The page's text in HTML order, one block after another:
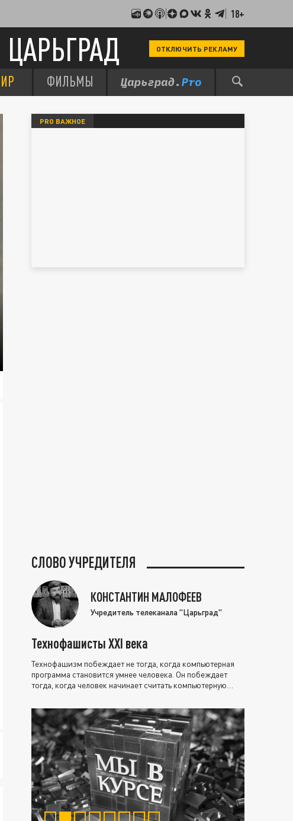
18+
ЦАРЬГРАД ОТКЛЮЧИТЬ РЕКЛАМУ
ФИЛЬМЫ
PRO ВАЖНОЕ
СЛОВО УЧРЕДИТЕЛЯ
КОНСТАНТИН МАЛОФЕЕВ
Учредитель телеканала "Царьград"
Технофашисты XXI века
Технофашизм побеждает не тогда, когда компьютерная
программа становится умнее человека. Он побеждает
тогда, когда человек начинает считать компьютерную